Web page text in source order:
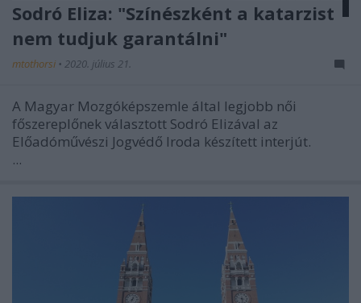
Sodró Eliza: "Színészként a katarzist
nem tudjuk garantálni"
mtothorsi • 2020. július 21.
A Magyar Mozgóképszemle által legjobb női
főszereplőnek választott Sodró Elizával az
Előadóművészi Jogvédő Iroda készített interjút.
...